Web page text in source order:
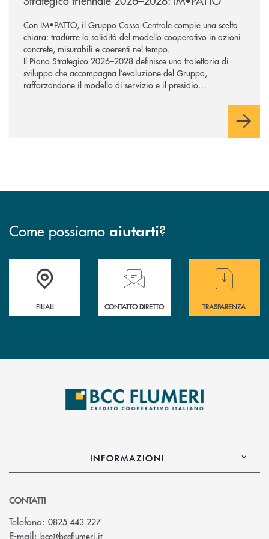
Con IM•PATTO, il Gruppo Cassa Centrale compie una scelta
chiara: tradurre la solidità del modello cooperativo in azioni
concrete, misurabili e coerenti nel tempo.
Il Piano Strategico 2026–2028 definisce una traiettoria di
sviluppo che accompagna l’evoluzione del Gruppo,
rafforzandone il modello di servizio e il presidio
Come possiamo aiutarti?
Trova la filiale più vicina a te
FILIALI
Hai bisogno di assistenza immediata ?
CONTATTO DIRETTO
Hai bisogno di
TRASPARENZA
INFORMAZIONI
CONTATTI
Telefono: 0825 443 227
E-mail: bcc@bccflumeri.it(si apre l’app di posta elettronica)